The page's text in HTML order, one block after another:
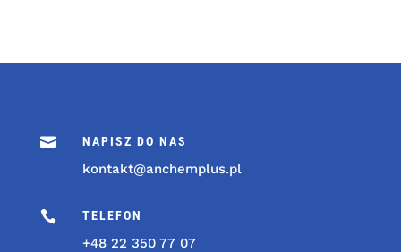
 NAPISZ DO NAS
kontakt@anchemplus.pl
 TELEFON
+48 22 350 77 07